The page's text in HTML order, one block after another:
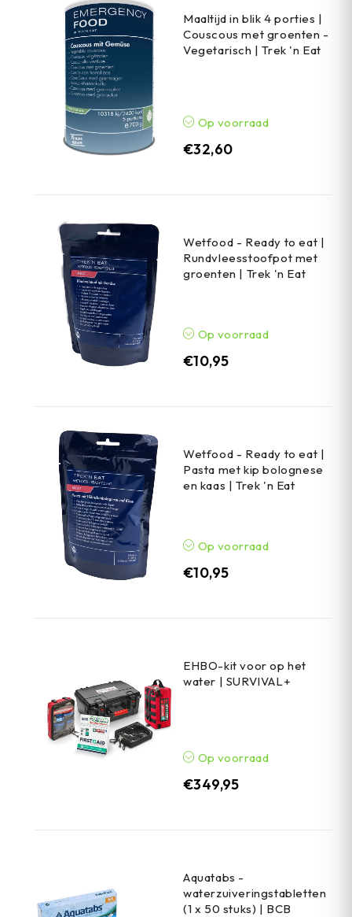
Maaltijd in blik 4 porties |
Couscous met groenten -
Vegetarisch | Trek 'n Eat
Op voorraad
€32,60
Wetfood - Ready to eat |
Rundvleesstoofpot met
groenten | Trek 'n Eat
Op voorraad
€10,95
Wetfood - Ready to eat |
Pasta met kip bolognese
en kaas | Trek 'n Eat
Op voorraad
€10,95
EHBO-kit voor op het
water | SURVIVAL+
Op voorraad
€349,95
Aquatabs -
waterzuiveringstabletten
(1 x 50 stuks) | BCB